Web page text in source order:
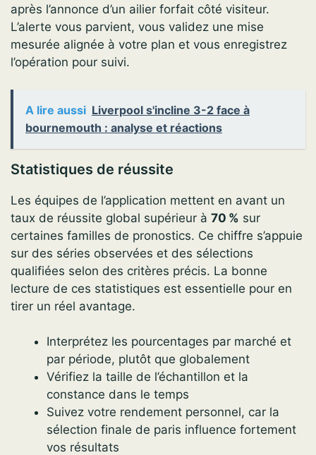
après l’annonce d’un ailier forfait côté visiteur.
L’alerte vous parvient, vous validez une mise
mesurée alignée à votre plan et vous enregistrez
l’opération pour suivi.
A lire aussi Liverpool s'incline 3-2 face à
bournemouth : analyse et réactions
Statistiques de réussite
Les équipes de l’application mettent en avant un
taux de réussite global supérieur à 70 % sur
certaines familles de pronostics. Ce chiffre s’appuie
sur des séries observées et des sélections
qualifiées selon des critères précis. La bonne
lecture de ces statistiques est essentielle pour en
tirer un réel avantage.
Interprétez les pourcentages par marché et
par période, plutôt que globalement
Vérifiez la taille de l’échantillon et la
constance dans le temps
Suivez votre rendement personnel, car la
sélection finale de paris influence fortement
vos résultats